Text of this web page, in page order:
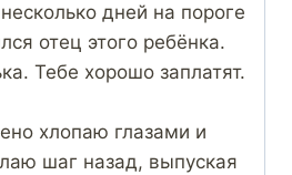
дней на пороге
отец этого ребёнка.
Тебе хорошо заплатят.
хлопаю глазами и
шаг назад, выпуская